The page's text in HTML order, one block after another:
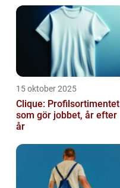
15 oktober 2025
Clique: Profilsortimentet
som gör jobbet, år efter
år